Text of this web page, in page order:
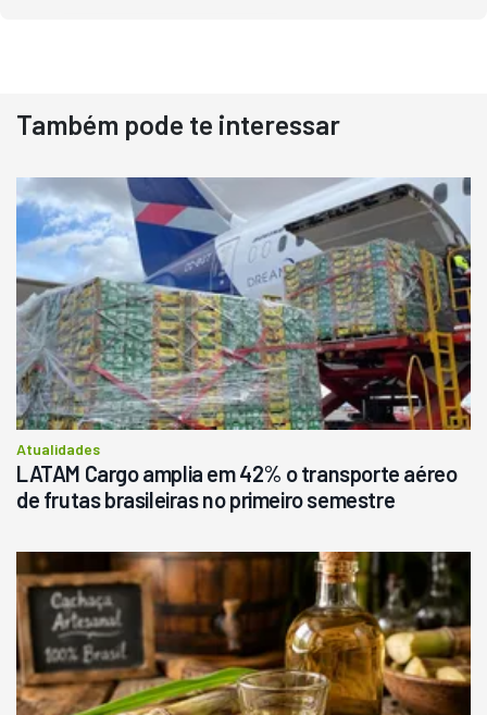
Destaque
Usado
Pá Carregadeira Cat 966
Ano 1987
Londrina
R$ 145.000
Consultar
Também pode te interessar
Atualidades
LATAM Cargo amplia em 42% o transporte aéreo
de frutas brasileiras no primeiro semestre